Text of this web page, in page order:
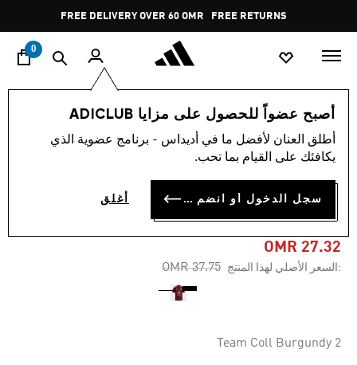
Pause
promotion
rotation
FREE DELIVERY OVER 60 OMR FREE RETURNS
0
أصبح عضواً للحصول على مزايا ADICLUB
أطلق العنان لأفضل ما في أديداس - برنامج عضوية الذي
يكافئك على القيام بما تحب.
سجل الدخول أو انضم الآن أغلق
الأطفال الملابس
-25%
قميص للأطفال AS ROMA
24/25 HOME
OMR 27.32
:السعر الأصلي لهذا المنتج Price reduced from
OMR 37.75
to
Team Coll Burgundy 2